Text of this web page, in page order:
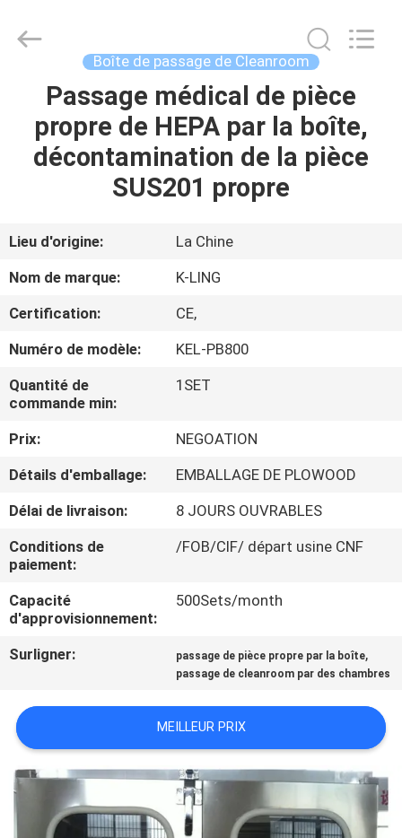
MAISON
À
PROPOS
NOUS
DE
L'USINE
CONTRÔLE
DE
LA
QUALITÉ
CONTACTER
NOUVELLES
Technology
Company.
Boîte de passage de Cleanroom
Passage médical de pièce
propre de HEPA par la boîte,
décontamination de la pièce
SUS201 propre
Lieu d'origine:
La Chine
Nom de marque:
K-LING
Certification:
CE,
Numéro de modèle:
KEL-PB800
Quantité de
commande min:
1SET
Prix:
NEGOATION
Détails d'emballage:
EMBALLAGE DE PLOWOOD
Délai de livraison:
8 JOURS OUVRABLES
Conditions de
paiement:
/FOB/CIF/ départ usine CNF
Capacité
d'approvisionnement:
500Sets/month
Surligner: passage de pièce propre par la boîte,
passage de cleanroom par des chambres
MEILLEUR PRIX